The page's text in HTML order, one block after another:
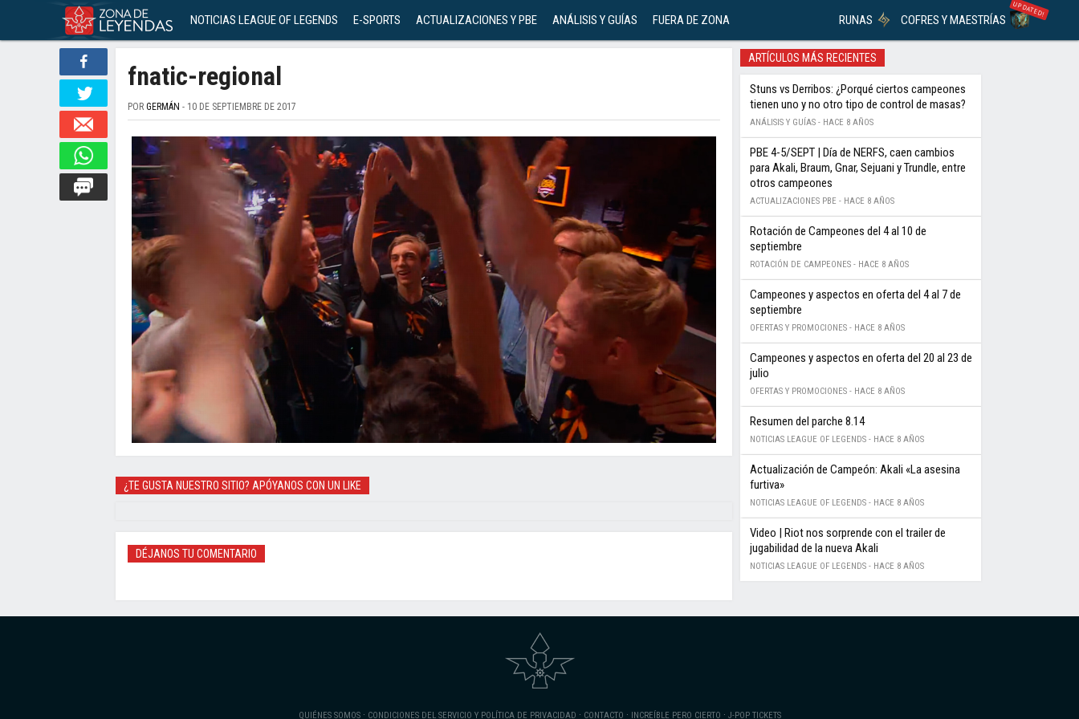
NOTICIAS LEAGUE OF LEGENDS E-SPORTS ACTUALIZACIONES Y PBE ANÁLISIS Y GUÍAS FUERA DE ZONA RUNAS COFRES Y MAESTRÍAS
UPDATED!
fnatic-regional
POR GERMÁN - 10 DE SEPTIEMBRE DE 2017
¿TE GUSTA NUESTRO SITIO? APÓYANOS CON UN LIKE
DÉJANOS TU COMENTARIO
ARTÍCULOS MÁS RECIENTES
Stuns vs Derribos: ¿Porqué ciertos campeones
tienen uno y no otro tipo de control de masas?
ANÁLISIS Y GUÍAS - HACE 8 AÑOS
PBE 4-5/SEPT | Día de NERFS, caen cambios
para Akali, Braum, Gnar, Sejuani y Trundle, entre
otros campeones
ACTUALIZACIONES PBE - HACE 8 AÑOS
Rotación de Campeones del 4 al 10 de
septiembre
ROTACIÓN DE CAMPEONES - HACE 8 AÑOS
Campeones y aspectos en oferta del 4 al 7 de
septiembre
OFERTAS Y PROMOCIONES - HACE 8 AÑOS
Campeones y aspectos en oferta del 20 al 23 de
julio
OFERTAS Y PROMOCIONES - HACE 8 AÑOS
Resumen del parche 8.14
NOTICIAS LEAGUE OF LEGENDS - HACE 8 AÑOS
Actualización de Campeón: Akali «La asesina
furtiva»
NOTICIAS LEAGUE OF LEGENDS - HACE 8 AÑOS
Video | Riot nos sorprende con el trailer de
jugabilidad de la nueva Akali
NOTICIAS LEAGUE OF LEGENDS - HACE 8 AÑOS
QUIÉNES SOMOS· CONDICIONES DEL SERVICIO Y POLÍTICA DE PRIVACIDAD · CONTACTO · INCREÍBLE PERO CIERTO · J-POP TICKETS